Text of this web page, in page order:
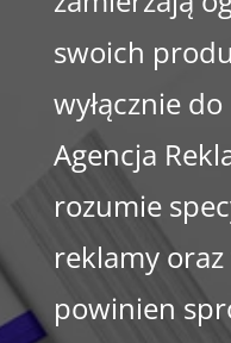
swoich
wyłącznie
Agencja
rozumie
reklamy
powinien